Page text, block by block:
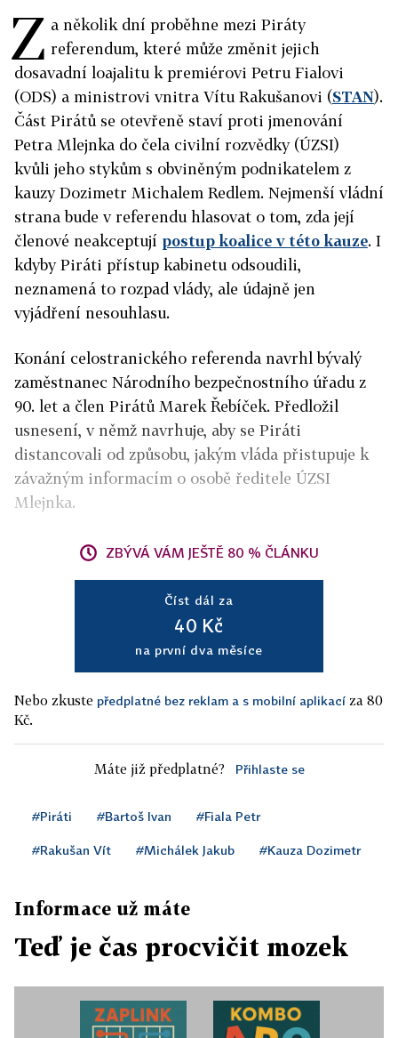
Z a několik dní proběhne mezi Piráty
referendum, které může změnit jejich
dosavadní loajalitu k premiérovi Petru Fialovi
(ODS) a ministrovi vnitra Vítu Rakušanovi (STAN).
Část Pirátů se otevřeně staví proti jmenování
Petra Mlejnka do čela civilní rozvědky (ÚZSI)
kvůli jeho stykům s obviněným podnikatelem z
kauzy Dozimetr Michalem Redlem. Nejmenší vládní
strana bude v referendu hlasovat o tom, zda její
členové neakceptují postup koalice v této kauze. I
kdyby Piráti přístup kabinetu odsoudili,
neznamená to rozpad vlády, ale údajně jen
vyjádření nesouhlasu.
Konání celostranického referenda navrhl bývalý
zaměstnanec Národního bezpečnostního úřadu z
90. let a člen Pirátů Marek Řebíček. Předložil
usnesení, v němž navrhuje, aby se Piráti
distancovali od způsobu, jakým vláda přistupuje k
závažným informacím o osobě ředitele ÚZSI
Mlejnka.
ZBÝVÁ VÁM JEŠTĚ 80 % ČLÁNKU
Číst dál za
40 Kč
na první dva měsíce
Nebo zkuste předplatné bez reklam a s mobilní aplikací za 80
Kč.
Máte již předplatné? Přihlaste se
#Piráti #Bartoš Ivan #Fiala Petr
#Rakušan Vít #Michálek Jakub #Kauza Dozimetr
Informace už máte
Teď je čas procvičit mozek